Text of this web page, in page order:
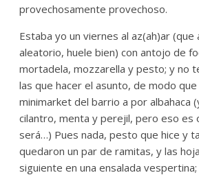
provechosamente provechoso.
Estaba yo un viernes al az(ah)ar (que
aleatorio, huele bien) con antojo de
mortadela, mozzarella y pesto; y no
las que hacer el asunto, de modo
minimarket del barrio a por albahaca
cilantro, menta y perejil, pero eso es
será…) Pues nada, pesto que hice y
quedaron un par de ramitas, y las
siguiente en una ensalada